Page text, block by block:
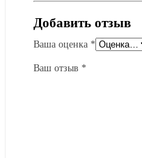
Добавить отзыв
Ваша оценка *
Ваш отзыв *